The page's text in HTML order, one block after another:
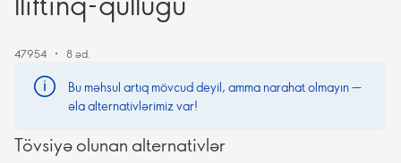
47954 8 əd.
Bu məhsul artıq mövcud deyil, amma narahat olmayın —
əla alternativlərimiz var!
Tövsiyə olunan alternativlər